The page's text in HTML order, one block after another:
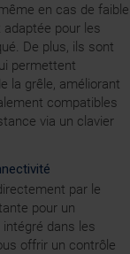
en cas de faible
pour les
De plus, ils sont
permettent
la grêle, améliorant
compatibles
via un clavier
par le
pour un
dans les
offrir un contrôle